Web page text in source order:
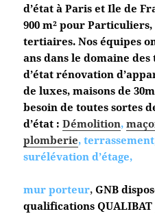
d’état à Paris et Ile de
900 m² pour
tertiaires. Nos équipes
ans dans le domaine
d’état rénovation
de luxes, maisons de
besoin de toutes sortes
d’état : Démolition,
plomberie,
surélévation d’étage,
mur porteur,GNB
qualifications